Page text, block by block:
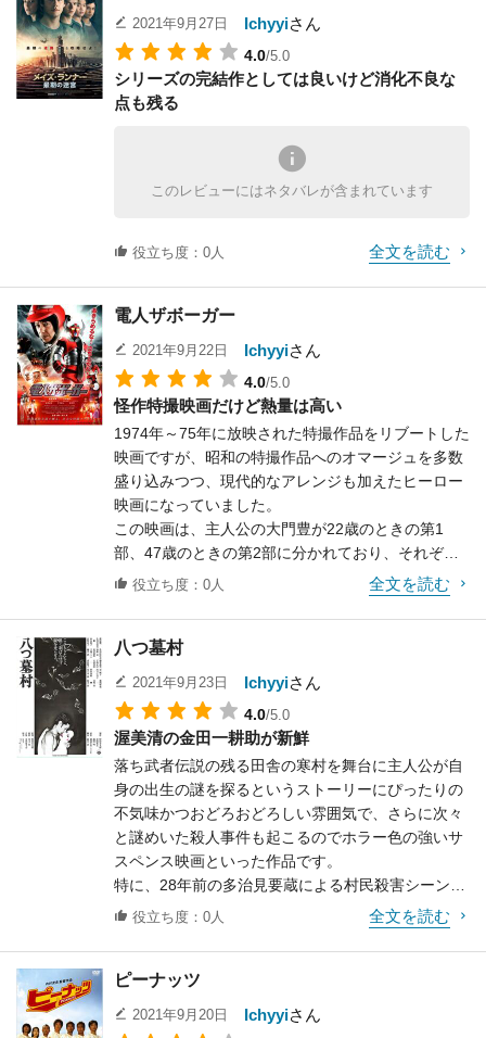
されるシーンが随所に出てくるので、主人公たちの
戦いが絶望的なものだと否応なしに見せられます。
ただ、ストーリー面に関しては、大筋では分かるも
のの細部に分かりにくい場面や描写が時折あり、も
う少し気を使ってほしかったと思います。
が、主人公側は初登場時以外に見せ場が少ない登場
人物もおり、名前が覚えづらいのも難点です。
見事なアクション面と、改善してほしい点がままあ
惜しい作品です。
2021年9月27日 Ichyyiさん
4.0/5.0
シリーズの完結作としては良いけど消化不良な
点も残る
このレビューにはネタバレが含まれています
役立ち度：0人 全文を読む
電人ザボーガー
2021年9月22日 Ichyyiさん
4.0/5.0
怪作特撮映画だけど熱量は高い
1974年～75年に放映された特撮作品をリブートした
映画ですが、昭和の特撮作品へのオマージュを多数
盛り込みつつ、現代的なアレンジも加えたヒーロー
映画になっていました。
この映画は、主人公の大門豊が22歳のときの第1
部、47歳のときの第2部に分かれており、それぞれ
で作風に違いがあります。
第1部は昭和の特撮作品の影響が色濃く、各種演出
やエフェクトも古いものを使うというこだわりよう
で、大門の性格も真面目な熱血漢というオーソドッ
クスな展開です。
一方、第2部では第1部の設定を引き継ぎつつも、大
門が仕事をクビになったり、シュークリームの食べ
過ぎで糖尿病になっていたりと雰囲気が大きく異な
りますが、徐々に大門が再起していく流れはとても
熱いです。
また、全編を通してギャグシーンが所々にあるので
すが、普通に笑えるものもあれば、何を見せられて
いるのか…と頭を抱えたくなるものもあり、好みが
別れそうなところです。
しかし、ヒーロー映画として見た場合、第1部と第2
分に良作と言えます。
流石に盛り込まれた内容の割に尺が短かったのか、
全体的に駆け足気味な展開で、説明不足だったりシ
役立ち度：0人 全文を読む
八つ墓村
2021年9月23日 Ichyyiさん
4.0/5.0
渥美清の金田一耕助が新鮮
落ち武者伝説の残る田舎の寒村を舞台に主人公が自
身の出生の謎を探るというストーリーにぴったりの
不気味かつおどろおどろしい雰囲気で、さらに次々
と謎めいた殺人事件も起こるのでホラー色の強いサ
スペンス映画といった作品です。
特に、28年前の多治見要蔵による村民殺害シーン
や、濃茶の尼が「祟りじゃー！」と叫びながら向か
ってくるシーンはインパクトが抜群です。
後半では鍾乳洞でのシーンもありますが、ここは恐
ろしいながらも神秘的な雰囲気があり、ひたすら暗
い前半とは対照的です。
また、今作では渥美清が金田一耕助を演じています
役立ち度：0人 全文を読む
ピーナッツ
2021年9月20日 Ichyyiさん